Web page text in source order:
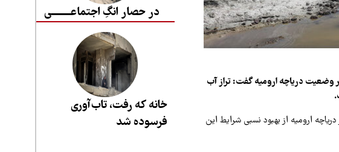
وضعیت دریاچه ارومیه گفت: تراز آب
ارومیه از بهبود نسبی شرایط این
در حصار انگِ اجتماعــــــــی
خانه که رفت، تاب‌آوری
فرسوده شد